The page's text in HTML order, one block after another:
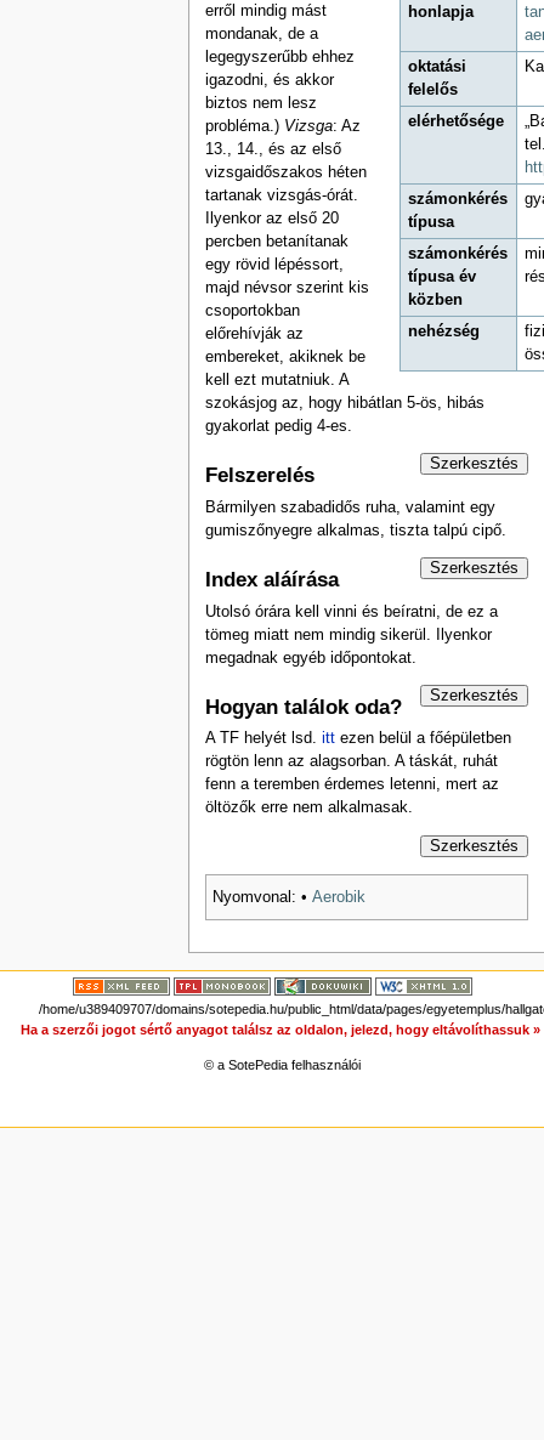
honlapja
oktatási
felelős
elérhetősége
számonkérés
típusa
számonkérés
típusa év
közben
nehézség
erről mindig mást
mondanak, de a
legegyszerűbb ehhez
igazodni, és akkor
biztos nem lesz
probléma.) Vizsga: Az
13., 14., és az első
vizsgaidőszakos héten
tartanak vizsgás-órát.
Ilyenkor az első 20
percben betanítanak
egy rövid lépéssort,
majd névsor szerint kis
csoportokban
előrehívják az
embereket, akiknek be
kell ezt mutatniuk. A
szokásjog az, hogy hibátlan 5-ös, hibás
gyakorlat pedig 4-es.
Szerkesztés
Felszerelés
Bármilyen szabadidős ruha, valamint egy
gumiszőnyegre alkalmas, tiszta talpú cipő.
Szerkesztés
Index aláírása
Utolsó órára kell vinni és beíratni, de ez a
tömeg miatt nem mindig sikerül. Ilyenkor
megadnak egyéb időpontokat.
Szerkesztés
Hogyan találok oda?
A TF helyét lsd. ittezen belül a főépületben
rögtön lenn az alagsorban. A táskát, ruhát
fenn a teremben érdemes letenni, mert az
öltözők erre nem alkalmasak.
Szerkesztés
Nyomvonal: • Aerobik
/home/u389409707/domains/sotepedia.hu/public_html/data/pages/egyetemplus/
Ha a szerzői jogot sértő anyagot találsz az oldalon, jelezd, hogy eltávolíthassuk »
© a SotePedia felhasználói